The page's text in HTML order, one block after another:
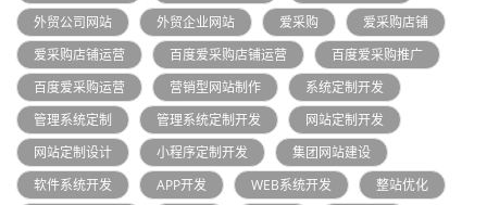
外贸公司网站
外贸企业网站 爱采购
爱采购店铺
爱采购店铺运营
百度爱采购店铺运营
百度爱采购推广
百度爱采购运营
营销型网站制作
系统定制开发
管理系统定制
管理系统定制开发
网站定制开发
网站定制设计
小程序定制开发
集团网站建设
软件系统开发
APP开发 WEB系统开发
整站优化